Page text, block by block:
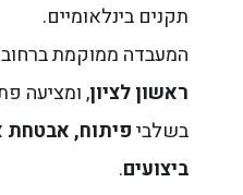
תקנים בינלאומיים.
המעבדה ממוקמת ברחוב
ראשון לציון, ומציעה
בשלביפיתוח, אבטחת
ביצועים.